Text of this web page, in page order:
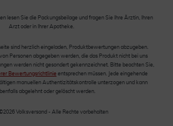
lesen Sie die Packungsbeilage und fragen Sie Ihre Ärztin, Ihren
Arzt oder in Ihrer Apotheke.
sind herzlich eingeladen, Produktbewertungen abzugeben.
Personen abgegeben werden, die das Produkt nicht bei uns
werden nicht gesondert gekennzeichnet. Bitte beachten Sie,
Bewertungsrichtlinie entsprechen müssen. Jede eingehende
manuellen Authentizitätskontrolle unterzogen und kann
abgelehnt oder gelöscht werden.
Volksversand - Alle Rechte vorbehalten